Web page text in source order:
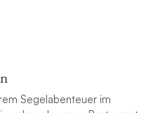
Segelabenteuer im